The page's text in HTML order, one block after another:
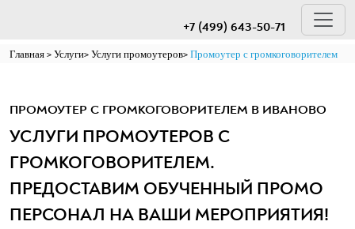
+7 (499) 643-50-71
Главная Услуги Услуги промоутеров Промоутер с громкоговорителем
ПРОМОУТЕР С ГРОМКОГОВОРИТЕЛЕМ В ИВАНОВО
УСЛУГИ ПРОМОУТЕРОВ С
ГРОМКОГОВОРИТЕЛЕМ.
ПРЕДОСТАВИМ ОБУЧЕННЫЙ ПРОМО
ПЕРСОНАЛ НА ВАШИ МЕРОПРИЯТИЯ!